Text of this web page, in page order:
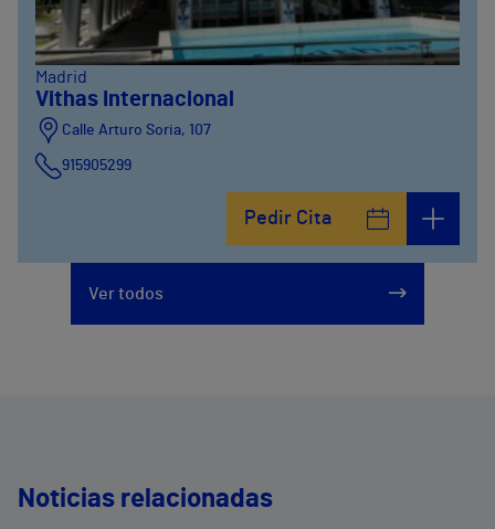
Madrid
Vithas Internacional
Calle Arturo Soria, 107
915905299
Pedir Cita
Ver todos
Noticias relacionadas